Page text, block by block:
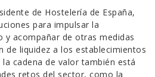
de Hostelería de España,
para impulsar la
y acompañar de otras medidas
de liquidez a los establecimientos
cadena de valor también está
retos del sector, como la